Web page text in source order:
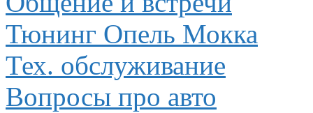
Тюнинг Опель Мокка
Тех. обслуживание
Вопросы про авто